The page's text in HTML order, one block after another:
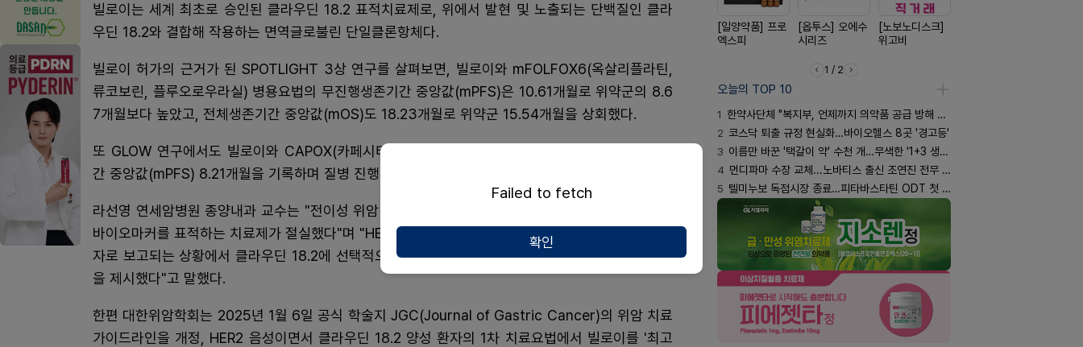
빌로이는 세계 최초로 승인된 클라우딘 18.2 표적치료제로, 위에서 발현 및 노출되는 단백질인 클라
우딘 18.2와 결합해 작용하는 면역글로불린 단일클론항체다.
빌로이 허가의 근거가 된 SPOTLIGHT 3상 연구를 살펴보면, 빌로이와 mFOLFOX6(옥살리플라틴,
류코보린, 플루오로우라실) 병용요법의 무진행생존기간 중앙값(mPFS)은 10.61개월로 위약군의 8.6
7개월보다 높았고, 전체생존기간 중앙값(mOS)도 18.23개월로 위약군 15.54개월을 상회했다.
또 GLOW 연구에서도 빌로이와 CAPOX(카페시타빈과 옥살리플라틴) 병용 투약군이 무진행생존기
간 중앙값(mPFS) 8.21개월을 기록하며 질병 진행 또는 사망 위험을 약 31% 낮췄다.
라선영 연세암병원 종양내과 교수는 "전이성 위암 환자 중 약 90%가 HER2 음성으로 나타나 새로운
바이오마커를 표적하는 치료제가 절실했다"며 "HER2 음성 환자 중 약 40%가 클라우딘 18.2 양성 환
자로 보고되는 상황에서 클라우딘 18.2에 선택적으로 결합하는 빌로이의 등장은 새로운 치료 가능성
을 제시했다"고 말했다.
한편 대한위암학회는 2025년 1월 6일 공식 학술지 JGC(Journal of Gastric Cancer)의 위암 치료
가이드라인을 개정, HER2 음성이면서 클라우딘 18.2 양성 환자의 1차 치료요법에서 빌로이를 '최고
[일양약품] 프로
엑스피
[옵투스] 오에수
시리즈
[노보노디스크]
위고비
1 / 2
오늘의 TOP 10
1 한약사단체 "복지부, 언제까지 의약품 공급 방해 방관하나"
2 코스닥 퇴출 규정 현실화…바이오헬스 8곳 '경고등'
3 이름만 바꾼 '택갈이 약' 수천 개…무색한 '1+3 생동'
4 먼디파마 수장 교체...노바티스 출신 조연진 전무 내정
5 텔미누보 독점시장 종료…피타바스타틴 ODT 첫 선
Failed to fetch
확인